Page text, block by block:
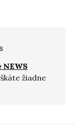
NEWS
žiadne